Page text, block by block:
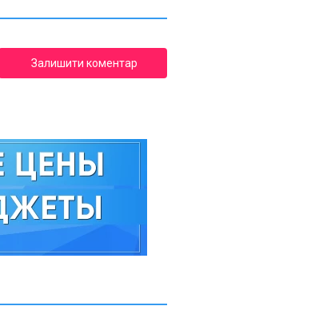
Залишити коментар